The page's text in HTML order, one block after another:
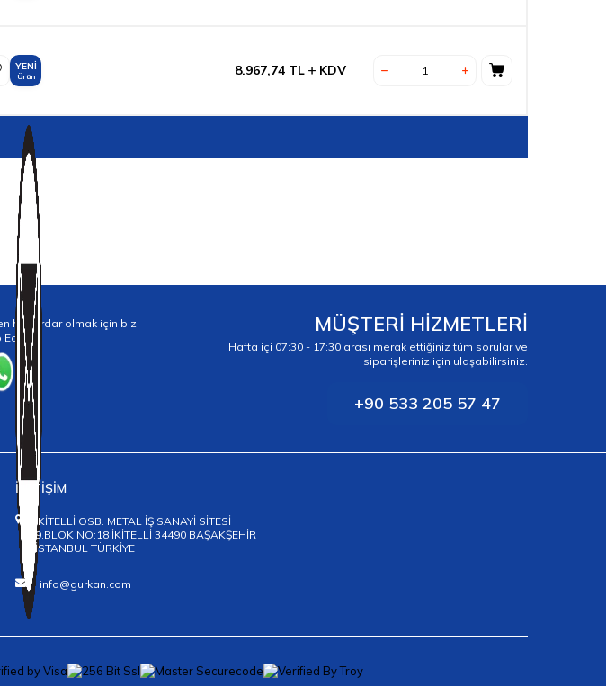
YENI
Ürün 8.967,74 TL KDV
haberdar olmak için bizi
MÜŞTERİ HİZMETLERİ
Hafta içi 07:30 - 17:30 arası merak ettiğiniz tüm sorular ve
siparişleriniz için ulaşabilirsiniz.
+90 533 205 57 47
İLETİŞİM
İKİTELLİ OSB. METAL İŞ SANAYİ SİTESİ
9.BLOK NO:18 İKİTELLİ 34490 BAŞAKŞEHİR
İSTANBUL TÜRKİYE
info@gurkan.com